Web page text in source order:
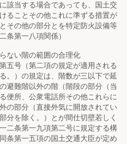
該当する場合であっても、国土交
ることその他これに準ずる措置が
その他の部分とを特定防火設備等
条第一八項関係）
ない階の範囲の合理化
号（第二項の規定が適用される
。）の規定は、階数が三以下で延
避難階以外の階（階段の部分（当
便所、公衆電話所その他これらに
の部分（直接外気に開放されてい
分を除く。）とが間仕切壁若しく
二条第一九項第二号に規定する構
条第一五項の国土交通大臣が定め